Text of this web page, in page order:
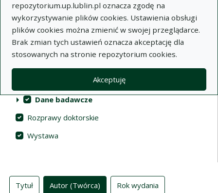
repozytorium.up.lublin.pl oznacza zgodę na
wykorzystywanie plików cookies. Ustawienia obsługi
plików cookies można zmienić w swojej przeglądarce.
Brak zmian tych ustawień oznacza akceptację dla
stosowanych na stronie repozytorium cookies.
Akceptuję
Akcje na kolekcjach Wyczyść Zaznacz wszystko
Kolekcje(automatyczne przeładowanie treści)
Publikacje naukowe
Materiały audiowizualne
Dane badawcze
Rozprawy doktorskie
Wystawa
Indeksy
Tytuł Autor (Twórca) Rok wydania